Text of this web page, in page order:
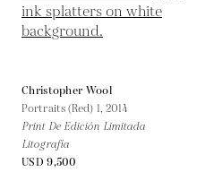
Christopher Wool
Portraits (Red) 1, 2014
Print De Edición Limitada
Litografía
USD 9,500